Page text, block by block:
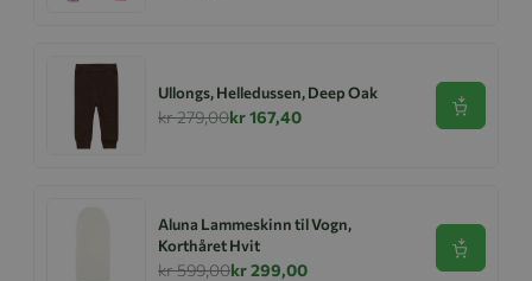
Ullongs, Helledussen, Deep Oak
kr 279,00kr 167,40 Se
Aluna Lammeskinn til Vogn,
Korthåret Hvit
kr 599,00kr 299,00
Se